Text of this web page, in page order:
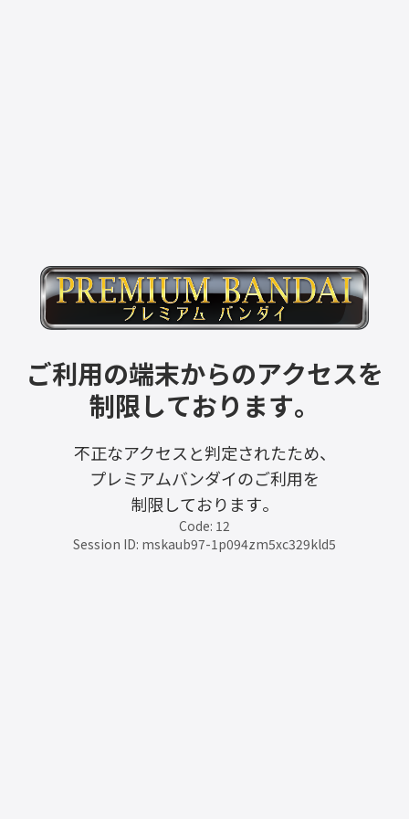
ご利用の端末からのアクセスを
制限しております。
不正なアクセスと判定されたため、
プレミアムバンダイのご利用を
制限しております。
Code: 12
Session ID: mskaub97-1p094zm5xc329kld5